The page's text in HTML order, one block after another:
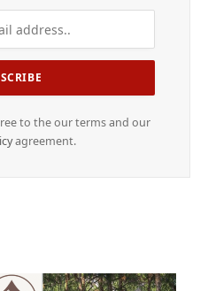
to the our terms and our
agreement.